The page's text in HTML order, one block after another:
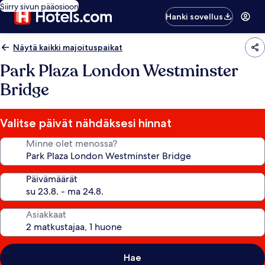
Siirry sivun pääosioon
Hanki sovellus
Näytä kaikki majoituspaikat
Park Plaza London Westminster
Bridge
Valitse päivät nähdäksesi hinnat
Minne olet menossa?
Päivämäärät
Asiakkaat
Hae